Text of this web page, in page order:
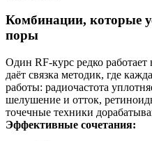
Комбинации, которые
поры
Один RF‑курс редко
даёт связка методик, где
работы: радиочастота
шелушение и отток,
точечные техники
Эффективные сочетания: